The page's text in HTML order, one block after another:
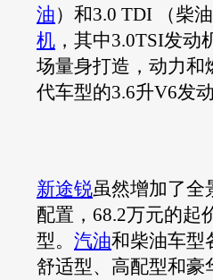
油）和3.0 TDI （柴
机 ，其中3.0TSI发动
场量身打造，动力和
代车型的3.6升V6发
新途锐虽然增加了全
配置，68.2万元的起
型。 汽油和柴油车型
舒适型、高配型和豪